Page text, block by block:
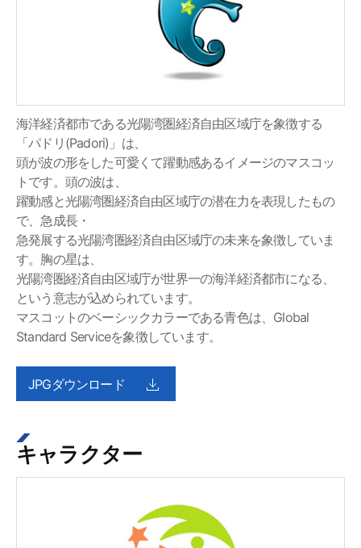
海洋経済都市である光陽湾圏経済自由区域庁を象徴する
「パドリ(Padori)」は、
頭が波の形をした可愛くて躍動感あるイメージのマスコッ
トです。頭の波は、
躍動感と光陽湾圏経済自由区域庁の潜在力を表現したもの
で、急成長・
急発展する光陽湾圏経済自由区域庁の未来を象徴していま
す。胸の星は、
光陽湾圏経済自由区域庁が世界一の海洋経済都市になる、
という意志が込められています。
マスコットのベーシックカラーである青色は、Global
Standard Serviceを象徴しています。
JPGダウンロード
キャラクター